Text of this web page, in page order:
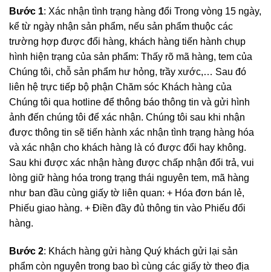
Bước 1: Xác nhận tình trạng hàng đổi Trong vòng 15 ngày,
kể từ ngày nhận sản phẩm, nếu sản phẩm thuộc các
trường hợp được đổi hàng, khách hàng tiến hành chụp
hình hiện trạng của sản phẩm: Thấy rõ mã hàng, tem của
Chúng tôi, chỗ sản phẩm hư hỏng, trầy xước,… Sau đó
liên hệ trực tiếp bộ phận Chăm sóc Khách hàng của
Chúng tôi qua hotline để thông báo thông tin và gửi hình
ảnh đến chúng tôi để xác nhận. Chúng tôi sau khi nhận
được thông tin sẽ tiến hành xác nhận tình trạng hàng hóa
và xác nhận cho khách hàng là có được đổi hay không.
Sau khi được xác nhận hàng được chấp nhận đổi trả, vui
lòng giữ hàng hóa trong trạng thái nguyên tem, mã hàng
như ban đầu cùng giấy tờ liên quan: + Hóa đơn bán lẻ,
Phiếu giao hàng. + Điền đầy đủ thông tin vào Phiếu đổi
hàng.
Bước 2: Khách hàng gửi hàng Quý khách gửi lại sản
phẩm còn nguyên trong bao bì cùng các giấy tờ theo địa